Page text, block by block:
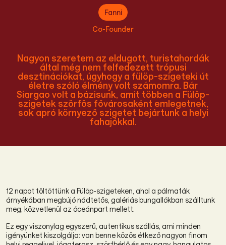
Fanni
Co-Founder
Nagyon szeretem az eldugott, turistahordák
által még nem felfedezett trópusi
desztinációkat, úgyhogy a fülöp-szigeteki út
életre szóló élmény volt számomra. Bár
Siargao volt a bázisunk, amit többen a Fülöp-
szigetek szörfös fővárosaként emlegetnek,
sok apró környező szigetet bejártunk a helyi
fahajókkal.
12 napot töltöttünk a Fülöp-szigeteken, ahol a pálmafák
árnyékában megbújó nádtetős, galériás bungallókban szálltunk
meg, közvetlenül az óceánpart mellett.
Ez egy viszonylag egyszerű, autentikus szállás, ami minden
igényünket kiszolgálja: van benne közös étkező nagyon finom